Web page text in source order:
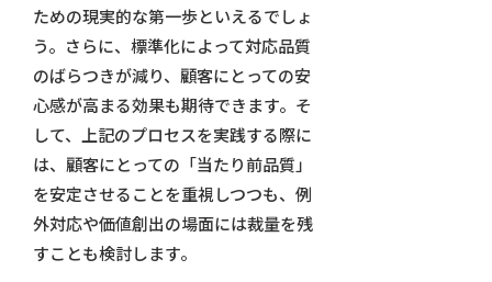
ための現実的な第一歩といえるでしょ
う。さらに、標準化によって対応品質
のばらつきが減り、顧客にとっての安
心感が高まる効果も期待できます。そ
して、上記のプロセスを実践する際に
は、顧客にとっての「当たり前品質」
を安定させることを重視しつつも、例
外対応や価値創出の場面には裁量を残
すことも検討します。